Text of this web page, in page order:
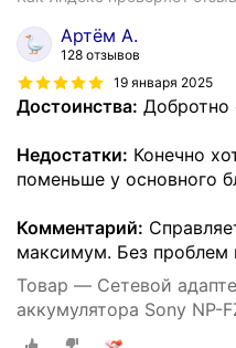
Артём А.
128 отзывов
19 января 2025
Достоинства: Добротно
Недостатки: Конечно
поменьше у основного
Комментарий:
максимум. Без проблем
Товар — Сетевой
аккумулятора Sony NP-
A7RIII, A7R3, A9, A7RM3,